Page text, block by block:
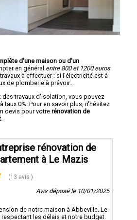
d'une maison ou d'un
en général entre 800 et 1200 euros
à effectuer : si l'électricité est à
de plomberie à prévoir...
des travaux d'isolation, vous pouvez
taux 0%. Pour en savoir plus, n'hésitez
devis pour votre rénovation de
rénovation de
à Le Mazis
(13 avis )
Avis déposé le 10/01/2025
de notre maison à Abbeville. Le
les délais et notre budget.